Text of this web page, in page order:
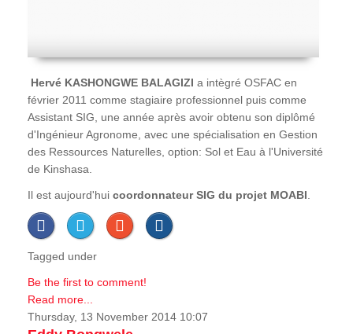
Hervé KASHONGWE BALAGIZI a intègré OSFAC en
février 2011 comme stagiaire professionnel puis comme
Assistant SIG, une année après avoir obtenu son diplômé
d'Ingénieur Agronome, avec une spécialisation en Gestion
des Ressources Naturelles, option: Sol et Eau à l'Université
de Kinshasa.
Il est aujourd'hui coordonnateur SIG du projet MOABI
Tagged under
Be the first to comment!
Read more...
Thursday, 13 November 2014 10:07